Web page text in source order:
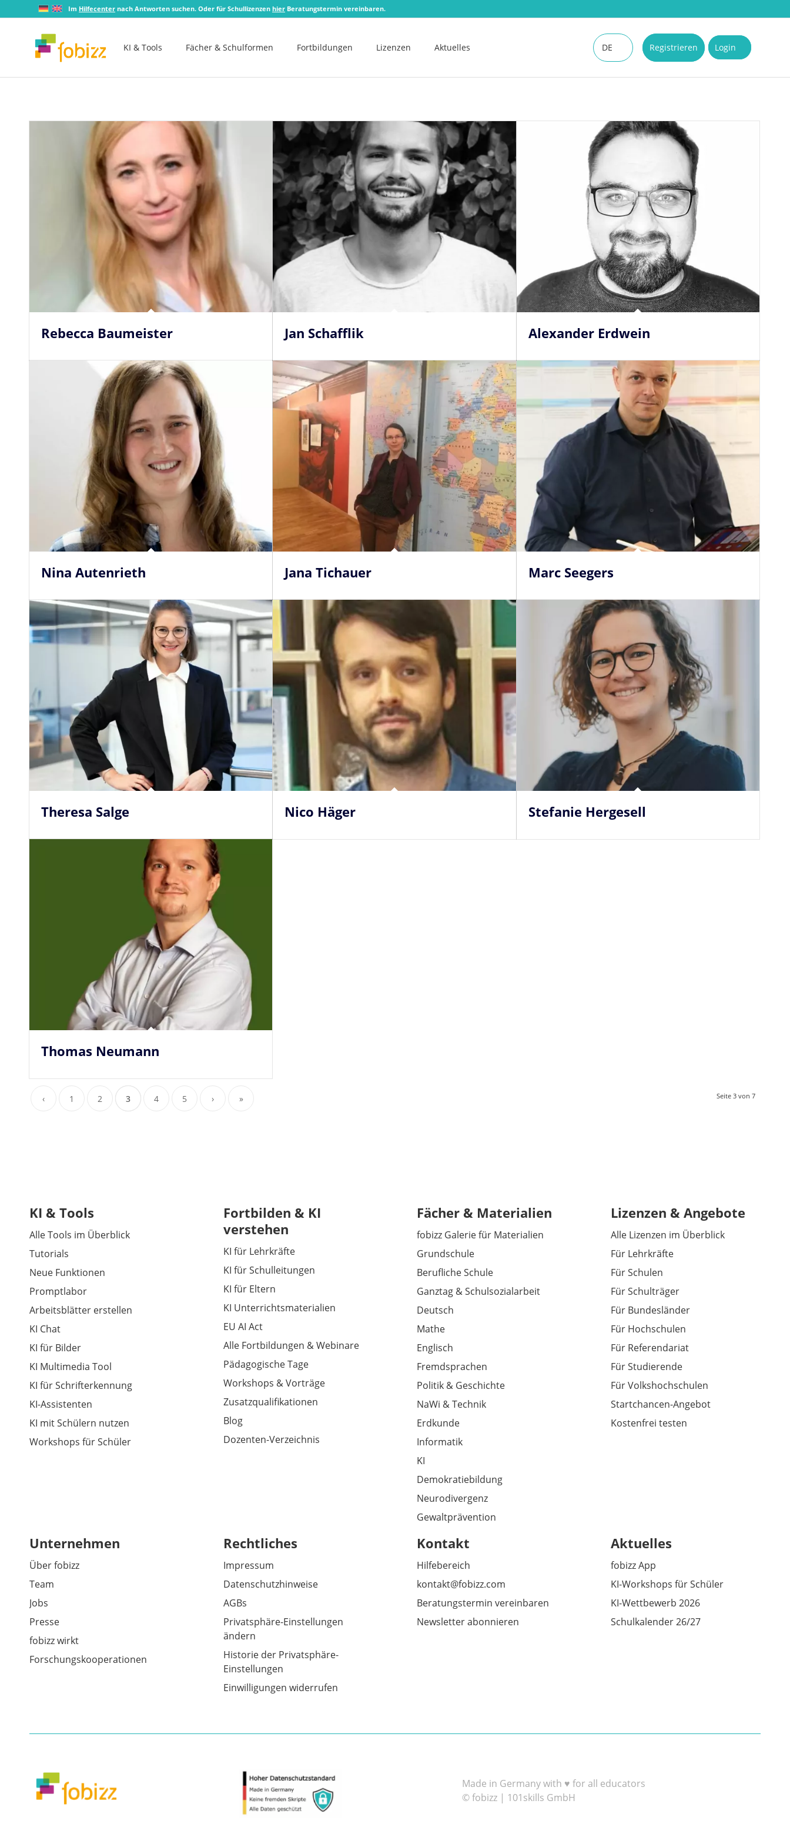
Im Hilfecenter nach Antworten suchen. Oder für Schullizenzen hier Beratungstermin vereinbaren.
KI & Tools Fächer & Schulformen Fortbildungen Lizenzen Aktuelles Registrieren Login
DE
Rebecca Baumeister Jan Schafflik Alexander Erdwein
Nina Autenrieth Jana Tichauer Marc Seegers
Theresa Salge Nico Häger Stefanie Hergesell
Thomas Neumann
Seite 3 von 7
‹ 1 2 3 4 5 › »
KI & Tools
Alle Tools im Überblick
Tutorials
Neue Funktionen
Promptlabor
Arbeitsblätter erstellen
KI Chat
KI für Bilder
KI Multimedia Tool
KI für Schrifterkennung
KI-Assistenten
KI mit Schülern nutzen
Workshops für Schüler
Fortbilden & KI
verstehen
KI für Lehrkräfte
KI für Schulleitungen
KI für Eltern
KI Unterrichtsmaterialien
EU AI Act
Alle Fortbildungen & Webinare
Pädagogische Tage
Workshops & Vorträge
Zusatzqualifikationen
Blog
Dozenten-Verzeichnis
Fächer & Materialien
fobizz Galerie für Materialien
Grundschule
Berufliche Schule
Ganztag & Schulsozialarbeit
Deutsch
Mathe
Englisch
Fremdsprachen
Politik & Geschichte
NaWi & Technik
Erdkunde
Informatik
KI
Demokratiebildung
Neurodivergenz
Gewaltprävention
Lizenzen & Angebote
Alle Lizenzen im Überblick
Für Lehrkräfte
Für Schulen
Für Schulträger
Für Bundesländer
Für Hochschulen
Für Referendariat
Für Studierende
Für Volkshochschulen
Startchancen-Angebot
Kostenfrei testen
Unternehmen
Über fobizz
Team
Jobs
Presse
fobizz wirkt
Forschungskooperationen
Rechtliches
Impressum
Datenschutzhinweise
AGBs
Privatsphäre-Einstellungen
ändern
Historie der Privatsphäre-
Einstellungen
Einwilligungen widerrufen
Kontakt
Hilfebereich
kontakt@fobizz.com
Beratungstermin vereinbaren
Newsletter abonnieren
Aktuelles
fobizz App
KI-Workshops für Schüler
KI-Wettbewerb 2026
Schulkalender 26/27
Made in Germany with ♥ for all educators
© fobizz | 101skills GmbH